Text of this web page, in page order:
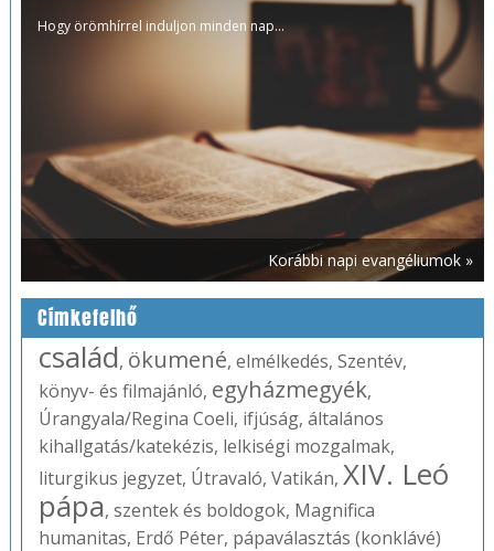
Hogy örömhírrel induljon minden nap...
Korábbi napi evangéliumok »
Címkefelhő
család, ökumené, elmélkedés, Szentév,
könyv- és filmajánló, egyházmegyék,
Úrangyala/Regina Coeli, ifjúság, általános
kihallgatás/katekézis, lelkiségi mozgalmak,
liturgikus jegyzet, Útravaló, Vatikán, XIV. Leó
pápa, szentek és boldogok, Magnifica
humanitas, Erdő Péter, pápaválasztás (konklávé)